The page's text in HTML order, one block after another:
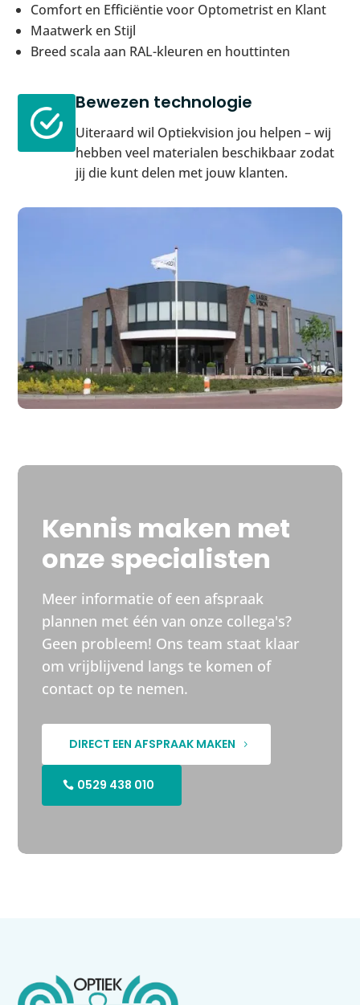
Comfort en Efficiëntie voor Optometrist en Klant
Maatwerk en Stijl
Breed scala aan RAL-kleuren en houttinten
Bewezen technologie
Uiteraard wil Optiekvision jou helpen – wij
hebben veel materialen beschikbaar zodat
jij die kunt delen met jouw klanten.
Kennis maken met
onze specialisten
Meer informatie of een afspraak
plannen met één van onze collega's?
Geen probleem! Ons team staat klaar
om vrijblijvend langs te komen of
contact op te nemen.
DIRECT EEN AFSPRAAK MAKEN
0529 438 010